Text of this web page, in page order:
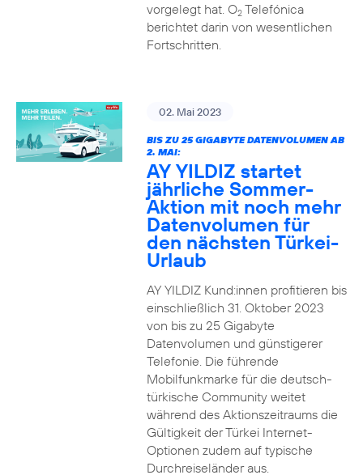
vorgelegt hat. O2Telefónica
berichtet darin von wesentlichen
Fortschritten.
02. Mai 2023
BIS ZU 25 GIGABYTE DATENVOLUMEN AB
2. MAI:
AY YILDIZ startet
jährliche Sommer-
Aktion mit noch mehr
Datenvolumen für
den nächsten Türkei-
Urlaub
AY YILDIZ Kund:innen profitieren bis
einschließlich 31. Oktober 2023
von bis zu 25 Gigabyte
Datenvolumen und günstigerer
Telefonie. Die führende
Mobilfunkmarke für die deutsch-
türkische Community weitet
während des Aktionszeitraums die
Gültigkeit der Türkei Internet-
Optionen zudem auf typische
Durchreiseländer aus.